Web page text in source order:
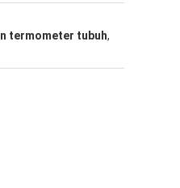
termometer tubuh,